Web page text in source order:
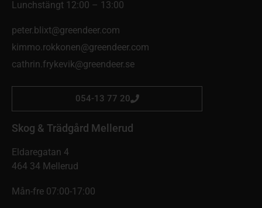
Lunchstängt 12:00 – 13:00
peter.blixt@greendeer.com
kimmo.rokkonen@greendeer.com
cathrin.frykevik@greendeer.se
054-13 77 20
Skog & Trädgård Mellerud
Eldaregatan 4
464 34 Mellerud
Mån-fre 07:00-17:00